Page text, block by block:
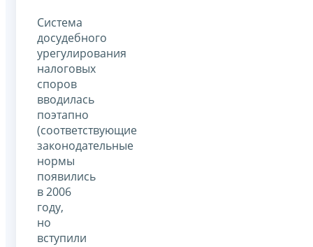
Система
досудебного
урегулирования
налоговых
споров
вводилась
поэтапно
(соответствующие
законодательные
нормы
появились
в 2006
году,
но
вступили